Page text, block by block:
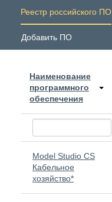
Реестр российского ПО
Добавить ПО
Наименование
программного
обеспечения
Model Studio CS
Кабельное
хозяйство*